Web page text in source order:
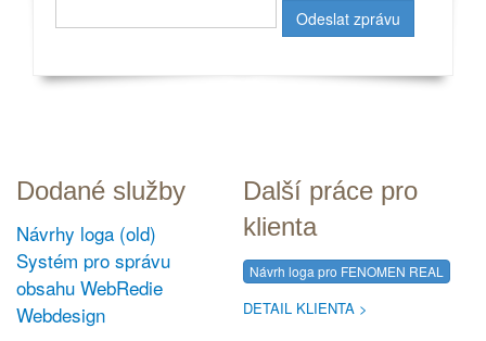
Dodané služby
Návrhy loga (old)
Systém pro správu
obsahu WebRedie
Webdesign
Další práce pro
klienta
Návrh loga pro FENOMEN REAL
DETAIL KLIENTA